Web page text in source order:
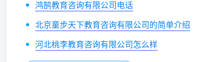
鸿鹄教育咨询有限公司电话
北京童步天下教育咨询有限公司的简单介绍
河北桃李教育咨询有限公司怎么样